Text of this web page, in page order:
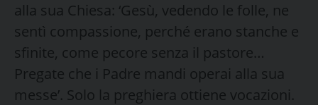
alla sua Chiesa: ‘Gesù, vedendo le folle, ne
sentì compassione, perché erano stanche e
sfinite, come pecore senza il pastore…
Pregate che i Padre mandi operai alla sua
messe’. Solo la preghiera ottiene vocazioni.